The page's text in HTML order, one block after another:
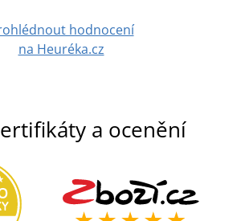
hodnocení
na Heuréka.cz
a ocenění